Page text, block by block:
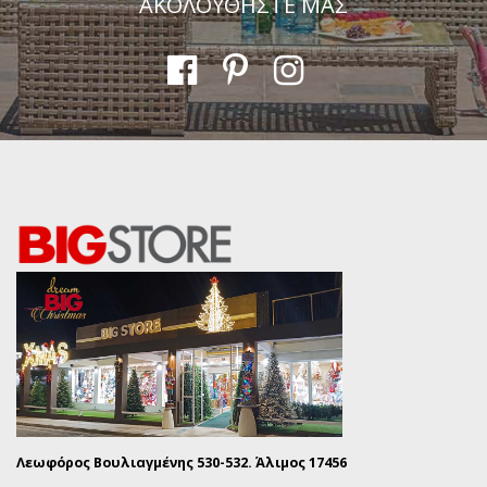
Λεωφόρος Βουλιαγμένης 530-532. Άλιμος 17456